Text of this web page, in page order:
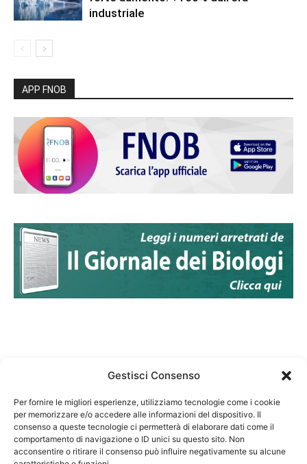
Gestisci Consenso
Per fornire le migliori esperienze, utilizziamo tecnologie come i cookie
per memorizzare e/o accedere alle informazioni del dispositivo. Il
consenso a queste tecnologie ci permetterà di elaborare dati come il
comportamento di navigazione o ID unici su questo sito. Non
acconsentire o ritirare il consenso può influire negativamente su alcune
industriale
APP FNOB
Federazione Nazionale Degli Ordini dei Biologi:
codice fiscale 80069130583
Responsabile sito internet www.fnob.it: